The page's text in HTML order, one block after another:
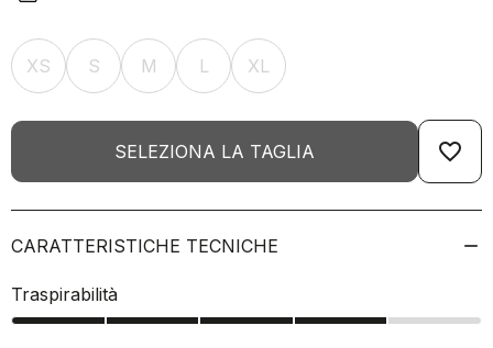
XS S M L XL
SELEZIONA LA TAGLIA favorite_border
CARATTERISTICHE TECNICHE
Traspirabilità